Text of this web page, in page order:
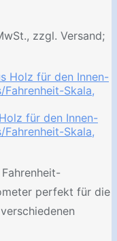
zzgl. Versand;
für den Innen-
Skala,
perfekt für die